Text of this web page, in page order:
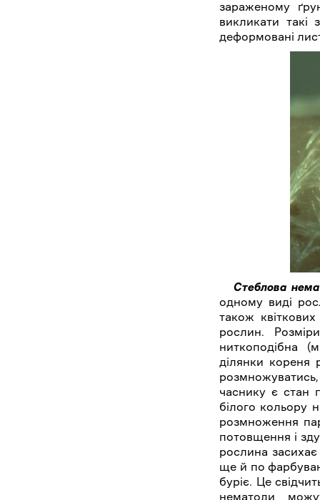
зараженому
викликати такі
деформовані
Стеблова
одному виді
також
рослин.
ниткоподібна
ділянки
часнику є стан
білого кольору
розмноження
потовщення і
рослина
ще й по
буріє. Це
нематоди